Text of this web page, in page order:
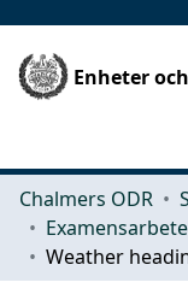
Enheter
Chalmers ODR